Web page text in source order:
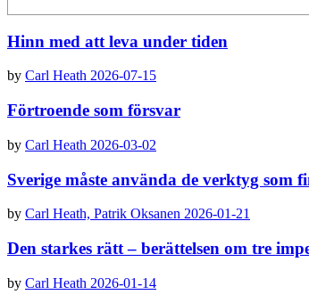
Hinn med att leva under tiden
by Carl Heath 2026-07-15
Förtroende som försvar
by Carl Heath 2026-03-02
Sverige måste använda de verktyg som
by Carl Heath, Patrik Oksanen 2026-01-21
Den starkes rätt – berättelsen om tre
by Carl Heath 2026-01-14